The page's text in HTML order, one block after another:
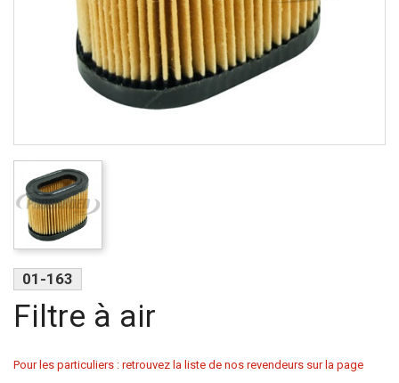
01-163
Filtre à air
Pour les particuliers : retrouvez la liste de nos revendeurs sur la page